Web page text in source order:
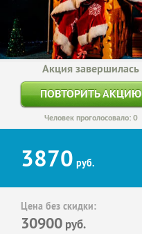
Акция завершилась
ПОВТОРИТЬ АКЦИЮ
Человек проголосовало: 0
3870 руб.
Цена без скидки:
30900 руб.